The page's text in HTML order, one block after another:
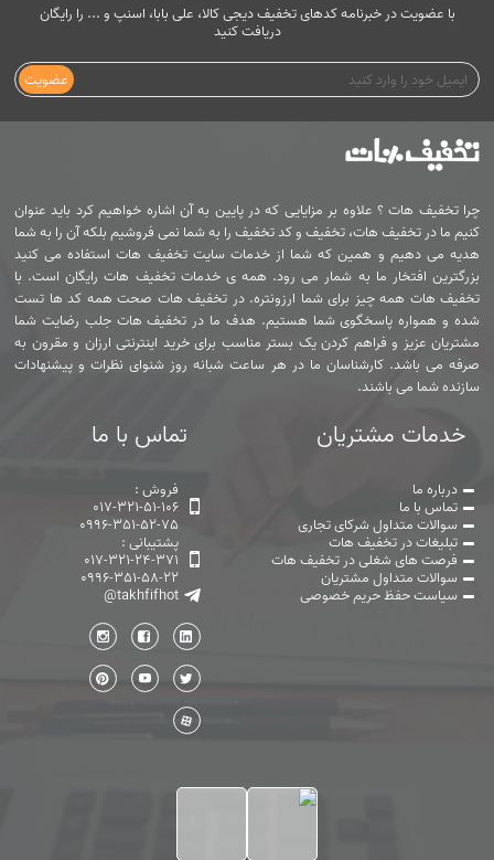
با عضویت در خبرنامه کدهای تخفیف دیجی کالا، علی بابا، اسنپ و ... را رایگان
دریافت کنید
عضویت
چرا تخفیف هات ؟ علاوه بر مزایایی که در پایین به آن اشاره خواهیم کرد باید عنوان
کنیم ما در تخفیف هات، تخفیف و کد تخفیف را به شما نمی فروشیم بلکه آن را به شما
هدیه می دهیم و همین که شما از خدمات سایت تخفیف هات استفاده می کنید
بزرگترین افتخار ما به شمار می رود. همه ی خدمات تخفیف هات رایگان است. با
تخفیف هات همه چیز برای شما ارزونتره. در تخفیف هات صحت همه کد ها تست
شده و همواره پاسخگوی شما هستیم. هدف ما در تخفیف هات جلب رضایت شما
مشتریان عزیز و فراهم کردن یک بستر مناسب برای خرید اینترنتی ارزان و مقرون به
صرفه می باشد. کارشناسان ما در هر ساعت شبانه روز شنوای نظرات و پیشنهادات
سازنده شما می باشند.
خدمات مشتریان
درباره ما
تماس با ما
سوالات متداول شرکای تجاری
تبلیغات در تخفیف هات
فرصت های شغلی در تخفیف هات
سوالات متداول مشتریان
سیاست حفظ حریم خصوصی
تماس با ما
فروش :
017-321-51-106
0996-351-52-75
پشتیبانی :
017-321-24-371
0996-351-58-22
@takhfifhot